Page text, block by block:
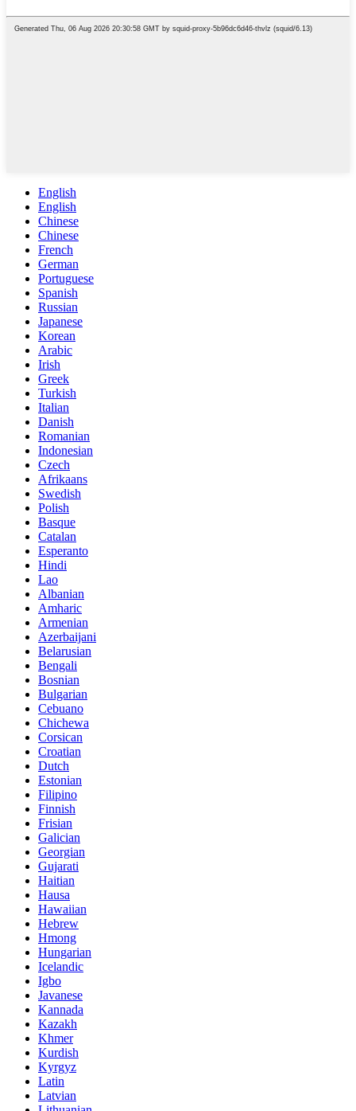
English
English
Chinese
Chinese
French
German
Portuguese
Spanish
Russian
Japanese
Korean
Arabic
Irish
Greek
Turkish
Italian
Danish
Romanian
Indonesian
Czech
Afrikaans
Swedish
Polish
Basque
Catalan
Esperanto
Hindi
Lao
Albanian
Amharic
Armenian
Azerbaijani
Belarusian
Bengali
Bosnian
Bulgarian
Cebuano
Chichewa
Corsican
Croatian
Dutch
Estonian
Filipino
Finnish
Frisian
Galician
Georgian
Gujarati
Haitian
Hausa
Hawaiian
Hebrew
Hmong
Hungarian
Icelandic
Igbo
Javanese
Kannada
Kazakh
Khmer
Kurdish
Kyrgyz
Latin
Latvian